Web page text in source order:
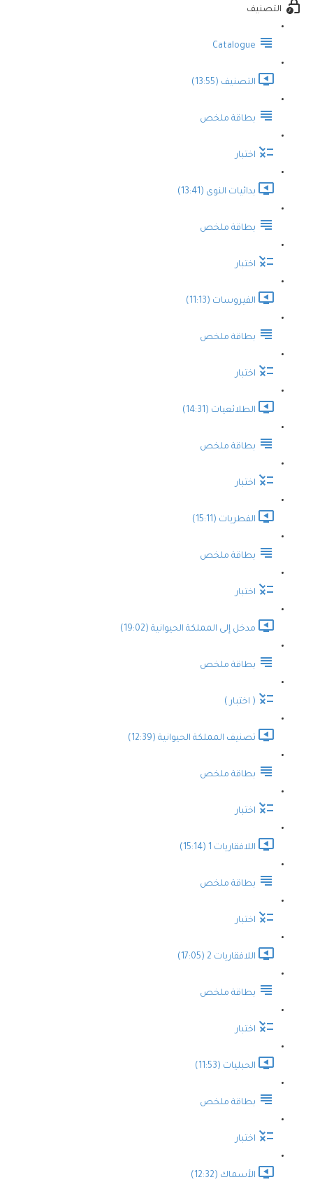
التصنيف
Catalogue
التصنيف (13:55)
بطاقة ملخص
اختبار
بدائيات النوى (13:41)
بطاقة ملخص
اختبار
الفيروسات (11:13)
بطاقة ملخص
اختبار
الطلائعيات (14:31)
بطاقة ملخص
اختبار
الفطريات (15:11)
بطاقة ملخص
اختبار
مدخل إلى المملكة الحيوانية (19:02)
بطاقة ملخص
( اختبار )
تصنيف المملكة الحيوانية (12:39)
بطاقة ملخص
اختبار
اللافقاريات 1 (15:14)
بطاقة ملخص
اختبار
اللافقاريات 2 (17:05)
بطاقة ملخص
اختبار
الحبليات (11:53)
بطاقة ملخص
اختبار
الأسماك (12:32)